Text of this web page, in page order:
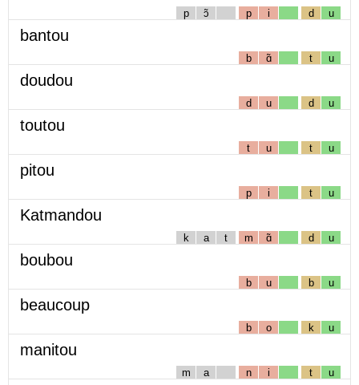
p ɔ̃ p i d u
bantou
b ɑ̃ t u
doudou
d u d u
toutou
t u t u
pitou
p i t u
Katmandou
k a t m ɑ̃ d u
boubou
b u b u
beaucoup
b o k u
manitou
m a n i t u